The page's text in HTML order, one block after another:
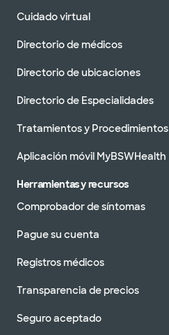
Cuidado virtual
Directorio de médicos
Directorio de ubicaciones
Directorio de Especialidades
Tratamientos y Procedimientos
Aplicación móvil MyBSWHealth
Herramientas y recursos
Comprobador de síntomas
Pague su cuenta
Registros médicos
Transparencia de precios
Seguro aceptado